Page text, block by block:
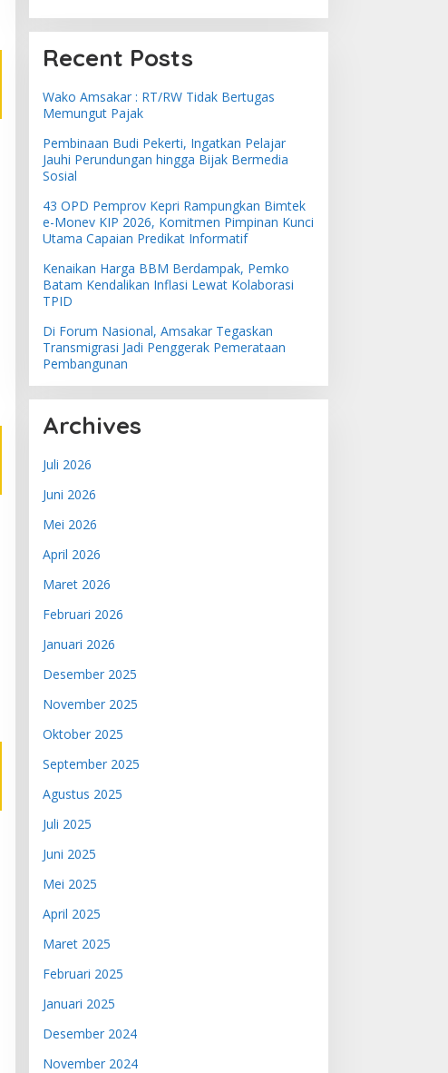
Recent Posts
Wako Amsakar : RT/RW Tidak Bertugas
Memungut Pajak
Pembinaan Budi Pekerti, Ingatkan Pelajar
Jauhi Perundungan hingga Bijak Bermedia
Sosial
43 OPD Pemprov Kepri Rampungkan Bimtek
e-Monev KIP 2026, Komitmen Pimpinan Kunci
Utama Capaian Predikat Informatif
Kenaikan Harga BBM Berdampak, Pemko
Batam Kendalikan Inflasi Lewat Kolaborasi
TPID
Di Forum Nasional, Amsakar Tegaskan
Transmigrasi Jadi Penggerak Pemerataan
Pembangunan
Archives
Juli 2026
Juni 2026
Mei 2026
April 2026
Maret 2026
Februari 2026
Januari 2026
Desember 2025
November 2025
Oktober 2025
September 2025
Agustus 2025
Juli 2025
Juni 2025
Mei 2025
April 2025
Maret 2025
Februari 2025
Januari 2025
Desember 2024
November 2024